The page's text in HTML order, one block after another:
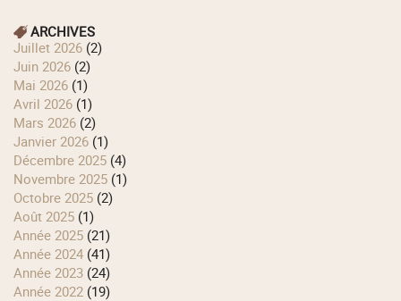
ARCHIVES
juillet 2026 (2)
juin 2026 (2)
mai 2026 (1)
avril 2026 (1)
mars 2026 (2)
janvier 2026 (1)
décembre 2025 (4)
novembre 2025 (1)
octobre 2025 (2)
août 2025 (1)
année 2025 (21)
année 2024 (41)
année 2023 (24)
année 2022 (19)